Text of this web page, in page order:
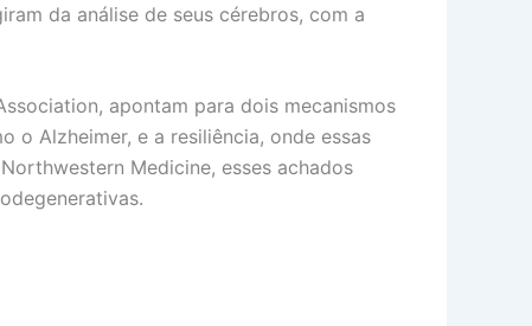
da análise de seus cérebros, com a
apontam para dois mecanismos
o Alzheimer, e a resiliência, onde essas
Medicine, esses achados